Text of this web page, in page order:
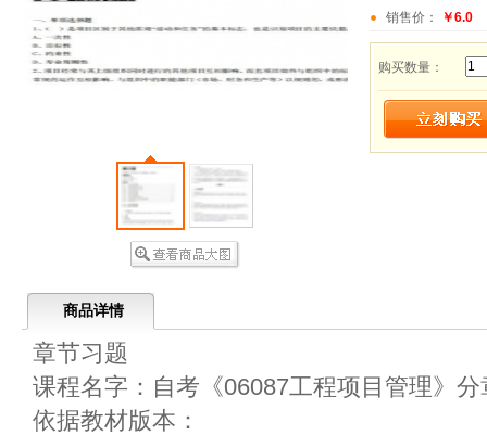
销售价： ￥6.0
购买数量：
商品详情
章节习题
课程名字：自考《06087工程项目管理》
依据教材版本：